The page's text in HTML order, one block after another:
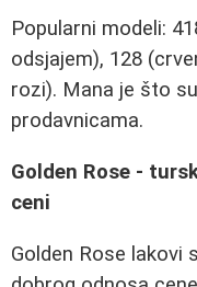
Popularni modeli:
odsjajem), 128
rozi). Mana je što
prodavnicama.
Golden Rose -
ceni
Golden Rose lakovi